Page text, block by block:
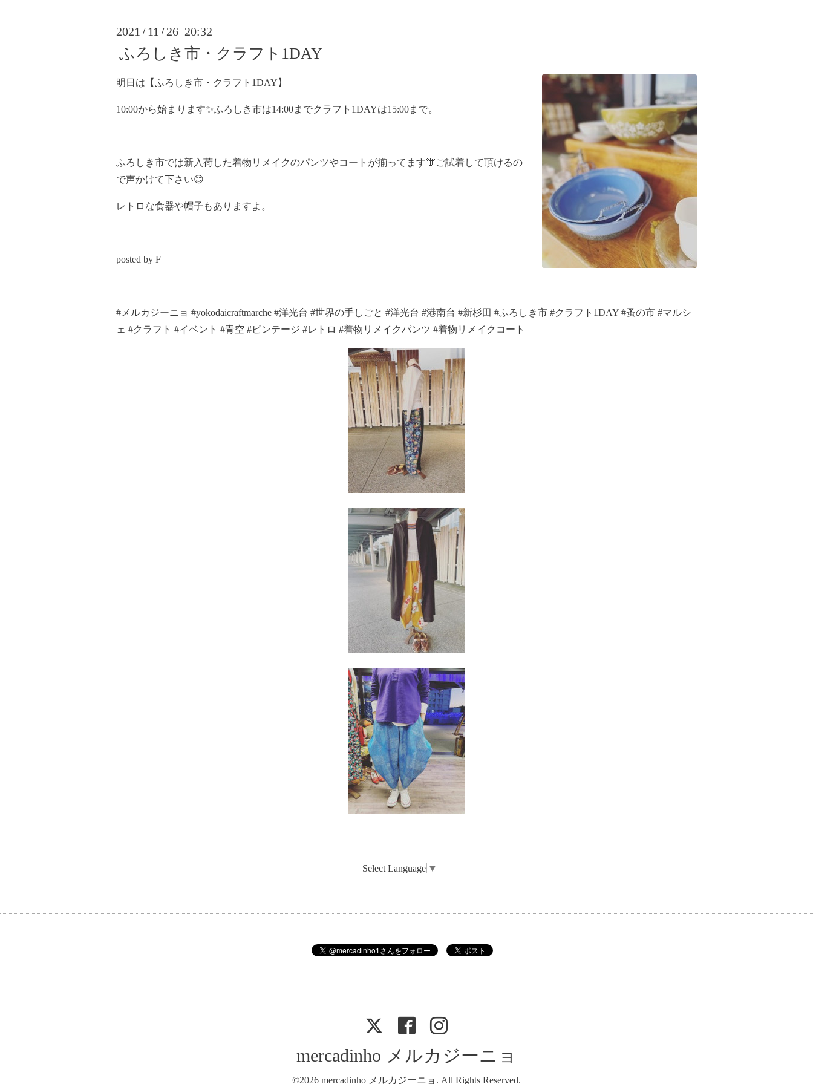
2021 / 11 / 26 20:32
ふろしき市・クラフト1DAY
明日は【ふろしき市・クラフト1DAY】
10:00から始まります✨ふろしき市は14:00までクラフト1DAYは15:00まで。
ふろしき市では新入荷した着物リメイクのパンツやコートが揃ってます👘ご試着して頂けるの
で声かけて下さい😊
レトロな食器や帽子もありますよ。
posted by F
#メルカジーニョ #yokodaicraftmarche #洋光台 #世界の手しごと #洋光台 #港南台 #新杉田 #ふろしき市 #クラフト1DAY #蚤の市 #マルシ
ェ #クラフト #イベント #青空 #ビンテージ #レトロ #着物リメイクパンツ #着物リメイクコート
Select Language ▼
mercadinho メルカジーニョ
©2026 mercadinho メルカジーニョ . All Rights Reserved.